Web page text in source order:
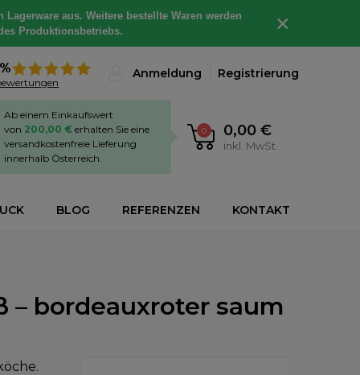
aus. Weitere bestellte Waren werden
Produktionsbetriebs.
×
Anmeldung Registrierung
0 0,00 €
inkl. MwSt.
Ab einem Einkaufswert
von 200,00 € erhalten Sie eine
versandkostenfreie Lieferung
innerhalb Österreich.
BLOG REFERENZEN KONTAKT
– bordeauxroter saum